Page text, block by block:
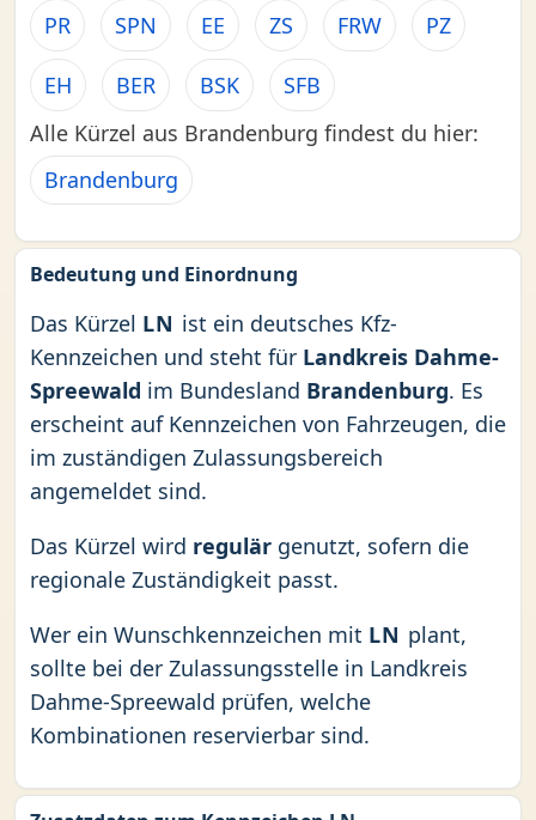
PR SPN EE ZS FRW PZ
EH BER BSK
SFB
Alle Kürzel aus Brandenburg findest du hier:
Brandenburg
Bedeutung und Einordnung
Das Kürzel LN ist ein deutsches Kfz-
Kennzeichen und steht für Landkreis Dahme-
Spreewald im Bundesland Brandenburg. Es
erscheint auf Kennzeichen von Fahrzeugen, die
im zuständigen Zulassungsbereich
angemeldet sind.
Das Kürzel wird regulär genutzt, sofern die
regionale Zuständigkeit passt.
Wer ein Wunschkennzeichen mit LN plant,
sollte bei der Zulassungsstelle in Landkreis
Dahme-Spreewald prüfen, welche
Kombinationen reservierbar sind.